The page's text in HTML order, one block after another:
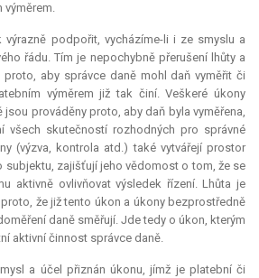
výměrem.
výrazně podpořit, vycházíme-li i ze smyslu a
řádu. Tím je nepochybně přerušení lhůty a
proto, aby správce daně mohl daň vyměřit či
výměrem již tak činí. Veškeré úkony
jsou prováděny proto, aby daň byla vyměřena,
všech skutečností rozhodných pro správné
(výzva, kontrola atd.) také vytvářejí prostor
subjektu, zajišťují jeho vědomost o tom, že se
aktivně ovlivňovat výsledek řízení. Lhůta je
že již tento úkon a úkony bezprostředně
daně směřují. Jde tedy o úkon, kterým
aktivní činnost správce daně.
a účel přiznán úkonu, jímž je platební či